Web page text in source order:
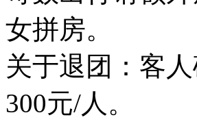
女拼房。
关于退团：客
300元/人。